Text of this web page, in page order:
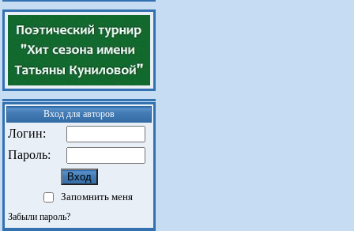
Вход для авторов
Логин:
Пароль:
Запомнить меня
Забыли пароль?